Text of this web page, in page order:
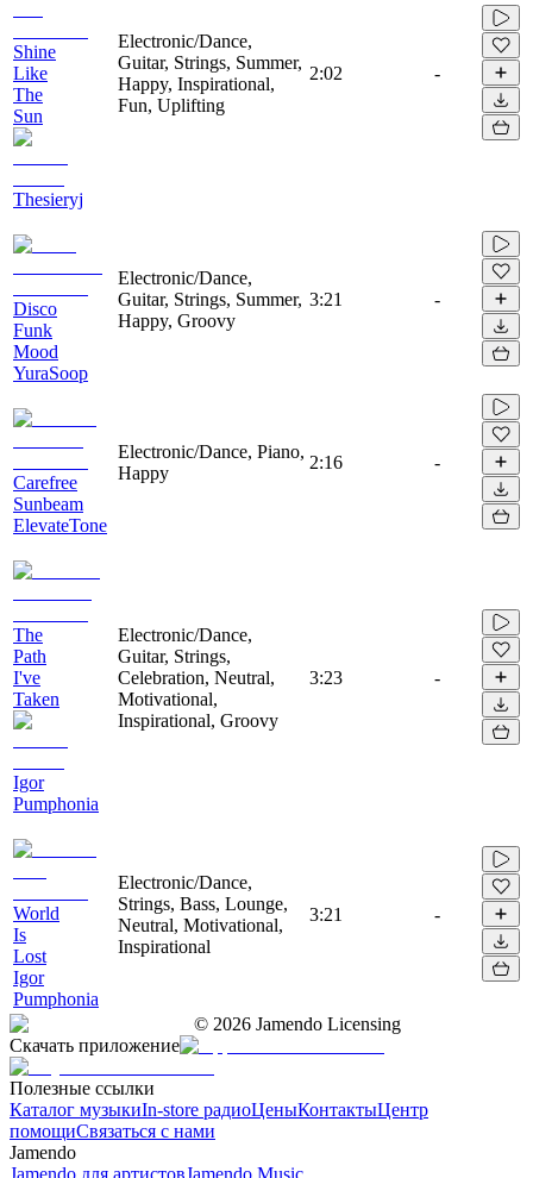
Shine
Like
The
Sun
Thesieryj
Electronic/Dance,
Guitar, Strings, Summer,
Happy, Inspirational,
Fun, Uplifting
2:02 -
Disco
Funk
Mood
YuraSoop
Electronic/Dance,
Guitar, Strings, Summer,
Happy, Groovy
3:21 -
Carefree
Sunbeam
ElevateTone
Electronic/Dance, Piano,
Happy
2:16 -
The
Path
I've
Taken
Igor
Pumphonia
Electronic/Dance,
Guitar, Strings,
Celebration, Neutral,
Motivational,
Inspirational, Groovy
3:23 -
World
Is
Lost
Igor
Pumphonia
Electronic/Dance,
Strings, Bass, Lounge,
Neutral, Motivational,
Inspirational
3:21 -
© 2026 Jamendo Licensing
Скачать приложение
Полезные ссылки
Каталог музыкиIn-store радиоЦеныКонтактыЦентр
помощиСвязаться с нами
Jamendo
Jamendo для артистовJamendo Music